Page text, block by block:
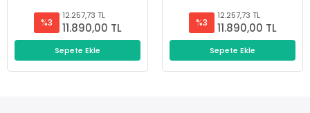
%3
12.257,73 TL
11.890,00 TL
Sepete Ekle
%3
12.257,73 TL
11.890,00 TL
Sepete Ekle